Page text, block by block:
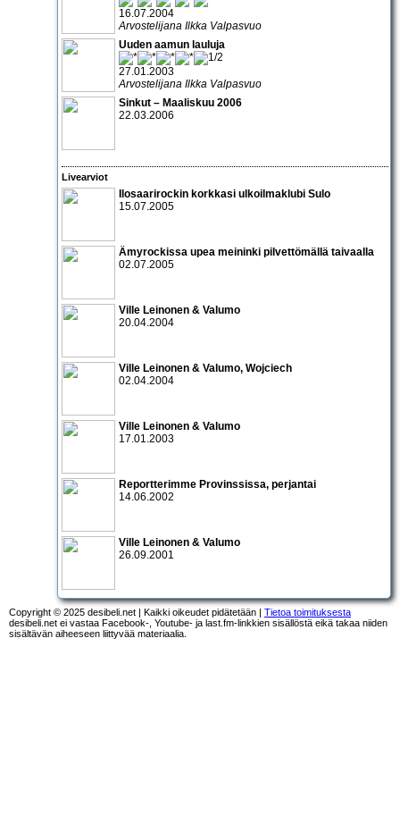
16.07.2004
Arvostelijana Ilkka Valpasvuo
Uuden aamun lauluja
27.01.2003
Arvostelijana Ilkka Valpasvuo
Sinkut – Maaliskuu 2006
22.03.2006
Livearviot
Ilosaarirockin korkkasi ulkoilmaklubi Sulo
15.07.2005
Ämyrockissa upea meininki pilvettömällä taivaalla
02.07.2005
Ville Leinonen & Valumo
20.04.2004
Ville Leinonen & Valumo, Wojciech
02.04.2004
Ville Leinonen & Valumo
17.01.2003
Reportterimme Provinssissa, perjantai
14.06.2002
Ville Leinonen & Valumo
26.09.2001
Copyright © 2025 desibeli.net | Kaikki oikeudet pidätetään | Tietoa toimituksesta
desibeli.net ei vastaa Facebook-, Youtube- ja last.fm-linkkien sisällöstä eikä takaa niiden
sisältävän aiheeseen liittyvää materiaalia.